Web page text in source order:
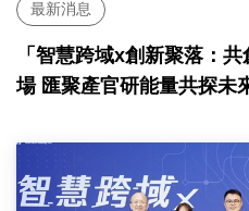
最新消息
「智慧跨域x創新聚落：
場 匯聚產官研能量共探未